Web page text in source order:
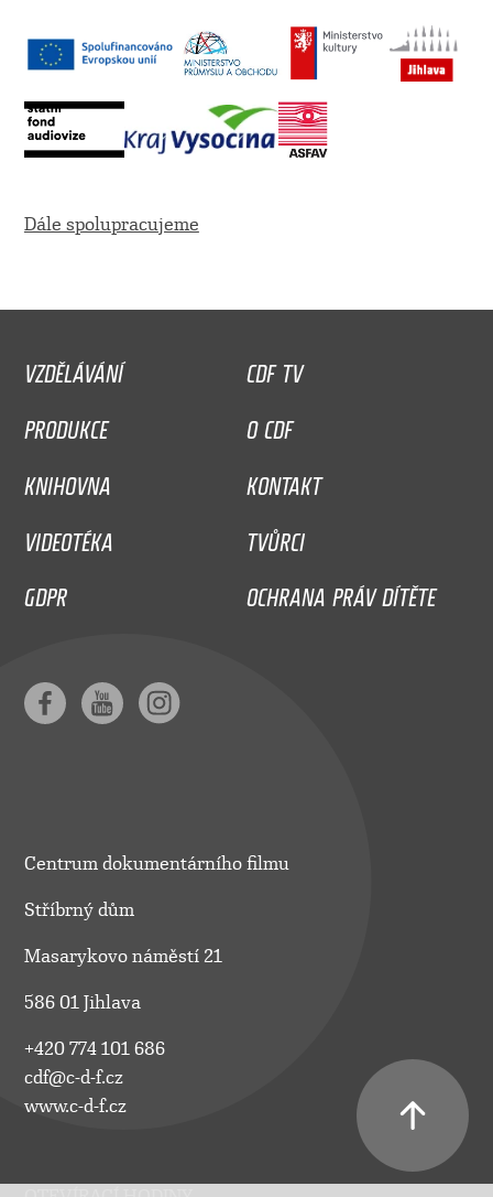
Dále spolupracujeme
VZDĚLÁVÁNÍ
CDF TV
PRODUKCE
O CDF
KNIHOVNA
KONTAKT
VIDEOTÉKA
TVŮRCI
GDPR
OCHRANA PRÁV DÍTĚTE
Centrum dokumentárního filmu
Stříbrný dům
Masarykovo náměstí 21
586 01 Jihlava
+420 774 101 686
cdf@c-d-f.cz
www.c-d-f.cz